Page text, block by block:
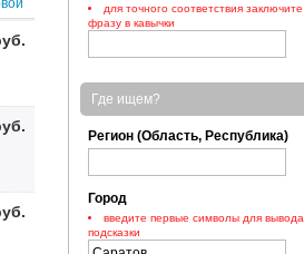
для точного соответствия заключите
фразу в кавычки
Где ищем?
Регион (Область, Республика)
Город
введите первые символы для вывода
подсказки